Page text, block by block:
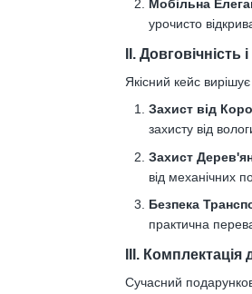
Мобільна
урочисто
II.
Якісний кейс
Захист від
захисту від
Захист
від механічних
Безпека
практична
III.
Сучасний